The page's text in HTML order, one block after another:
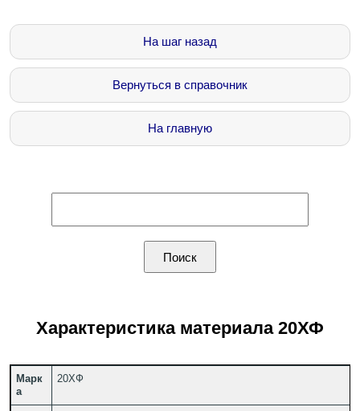
На шаг назад
Вернуться в справочник
На главную
Характеристика материала 20ХФ
Марк
а
20ХФ